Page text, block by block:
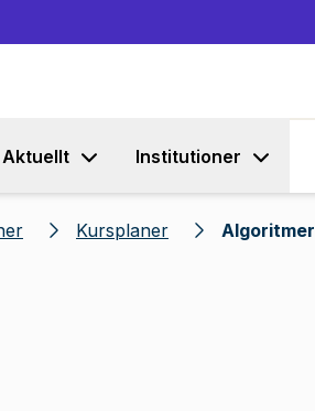
Aktuellt Institutioner
Kursplaner Algoritmer